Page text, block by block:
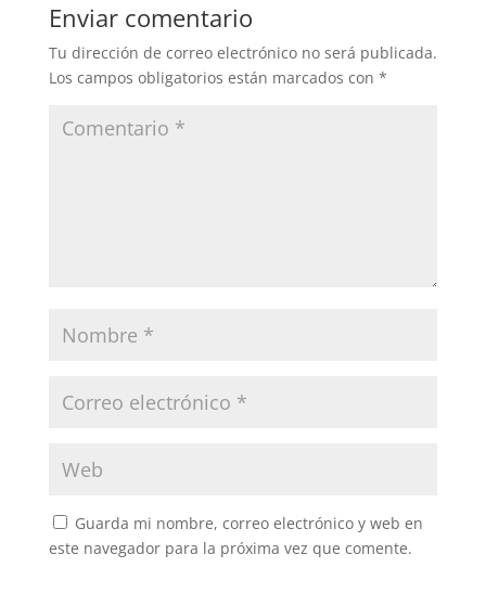
Enviar comentario
Tu dirección de correo electrónico no será publicada.
Los campos obligatorios están marcados con *
Guarda mi nombre, correo electrónico y web en
este navegador para la próxima vez que comente.